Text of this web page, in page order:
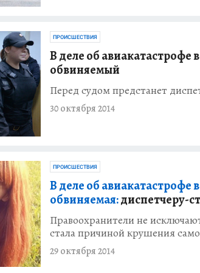
ПРОИСШЕСТВИЯ
В деле об авиакатастрофе
обвиняемый
Перед судом предстанет
30 октября 2014
ПРОИСШЕСТВИЯ
В деле об авиакатастрофе
обвиняемая:диспетчеру-
Правоохранители не
стала причиной крушения
29 октября 2014